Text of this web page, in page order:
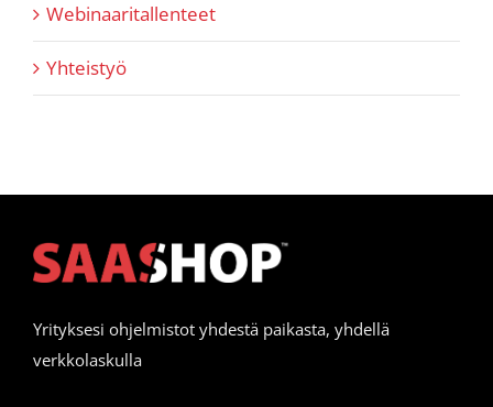
Webinaaritallenteet
Yhteistyö
Yrityksesi ohjelmistot yhdestä paikasta, yhdellä
verkkolaskulla